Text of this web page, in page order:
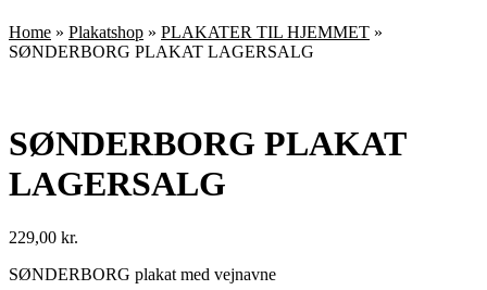
Home » Plakatshop » PLAKATER TIL HJEMMET »
SØNDERBORG PLAKAT LAGERSALG
SØNDERBORG PLAKAT
LAGERSALG
229,00 kr.
SØNDERBORG plakat med vejnavne